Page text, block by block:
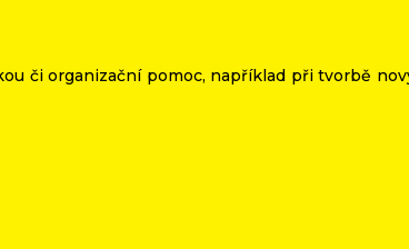
či organizační pomoc, například při tvorbě